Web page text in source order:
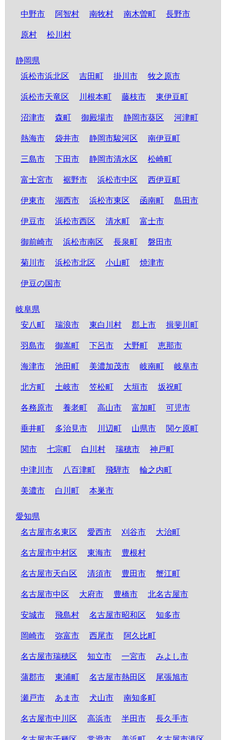
中野市 阿智村 南牧村 南木曽町 長野市
原村 松川村
静岡県
浜松市浜北区
吉田町 掛川市 牧之原市
浜松市天竜区 川根本町 藤枝市 東伊豆町
沼津市 森町 御殿場市 静岡市葵区 河津町
熱海市 袋井市 静岡市駿河区 南伊豆町
三島市 下田市 静岡市清水区 松崎町
富士宮市 裾野市 浜松市中区 西伊豆町
伊東市 湖西市 浜松市東区 函南町 島田市
伊豆市 浜松市西区 清水町 富士市
御前崎市 浜松市南区 長泉町 磐田市
菊川市 浜松市北区 小山町 焼津市
伊豆の国市
岐阜県
安八町
瑞浪市 東白川村 郡上市 揖斐川町
羽島市 御嵩町 下呂市 大野町 恵那市
海津市 池田町 美濃加茂市 岐南町 岐阜市
北方町 土岐市 笠松町 大垣市 坂祝町
各務原市 養老町 高山市 富加町 可児市
垂井町 多治見市 川辺町 山県市 関ケ原町
関市 七宗町 白川村 瑞穂市 神戸町
中津川市 八百津町 飛騨市 輪之内町
美濃市 白川町 本巣市
愛知県
名古屋市名東区
愛西市 刈谷市 大治町
名古屋市中村区 東海市 豊根村
名古屋市天白区 清須市 豊田市 蟹江町
名古屋市中区 大府市 豊橋市 北名古屋市
安城市 飛島村 名古屋市昭和区 知多市
岡崎市 弥富市 西尾市 阿久比町
名古屋市瑞穂区 知立市 一宮市 みよし市
蒲郡市 東浦町 名古屋市熱田区 尾張旭市
瀬戸市 あま市 犬山市 南知多町
名古屋市中川区 高浜市 半田市 長久手市